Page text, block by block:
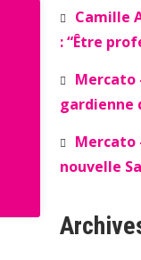
Camille
: “Être
Mercato
gardienne
Mercato
nouvelle